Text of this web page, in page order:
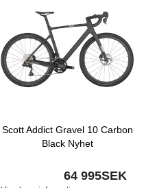
Scott Addict Gravel 10 Carbon
Black Nyhet
64 995SEK